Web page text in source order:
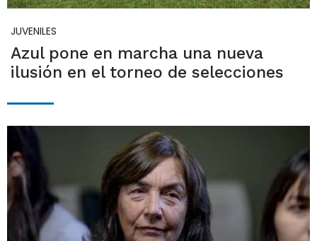
JUVENILES
Azul pone en marcha una nueva
ilusión en el torneo de selecciones